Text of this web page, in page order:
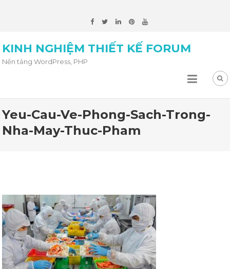
KINH NGHIỆM THIẾT KẾ FORUM
Nền tảng WordPress, PHP
Yeu-Cau-Ve-Phong-Sach-Trong-
Nha-May-Thuc-Pham